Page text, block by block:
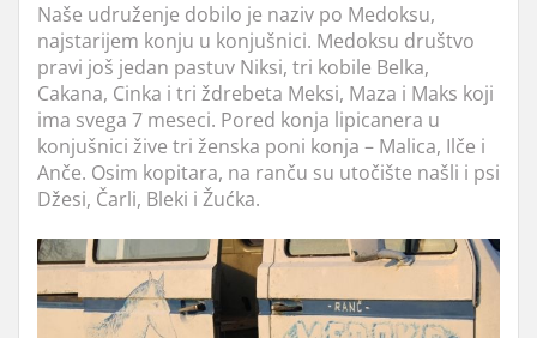
Naše udruženje dobilo je naziv po Medoksu,
najstarijem konju u konjušnici. Medoksu društvo
pravi još jedan pastuv Niksi, tri kobile Belka,
Cakana, Cinka i tri ždrebeta Meksi, Maza i Maks koji
ima svega 7 meseci. Pored konja lipicanera u
konjušnici žive tri ženska poni konja – Malica, Ilče i
Anče. Osim kopitara, na ranču su utočište našli i psi
Džesi, Čarli, Bleki i Žućka.